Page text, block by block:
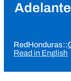
RedHonduras::
Read in English